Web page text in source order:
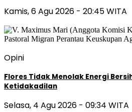
Kamis, 6 Agu 2026 - 20:45 WITA
Opini
Flores Tidak Menolak Energi
Ketidakadilan
Selasa, 4 Agu 2026 - 09:34 WITA